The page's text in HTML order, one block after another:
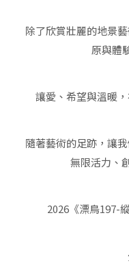
除了欣賞壯麗的地景
原與體
讓愛、希望與溫暖
隨著藝術的足跡，讓
無限活力、
2026《漂鳥197-